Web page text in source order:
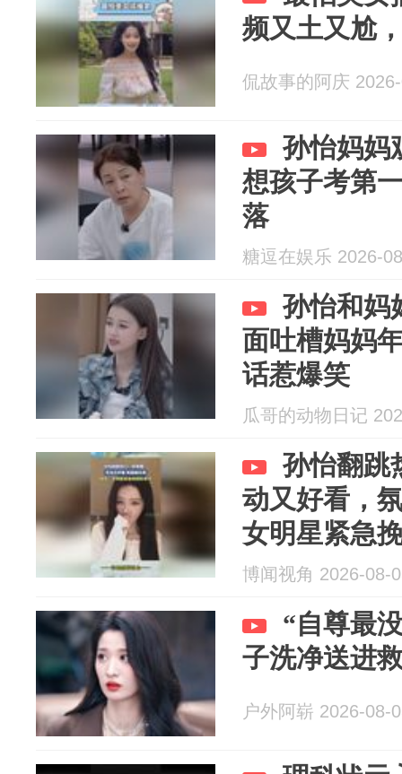
频又土又尬
侃故事的阿庆
孙怡妈妈
想孩子考第
落
糖逗在娱乐 2026-
孙怡和妈
面吐槽妈妈
话惹爆笑
瓜哥的动物日记
孙怡翻跳
动又好看，
女明星紧急
博闻视角 2026-08-
“自尊最
子洗净送进
户外阿崭 2026-08-